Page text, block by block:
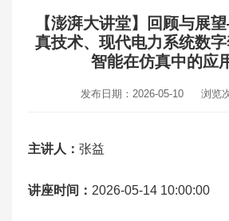
【澎湃大讲堂】回顾与展
真技术、现代电力系统数
智能在仿真中的应
发布日期：2026-05-10 浏览
主讲人： 张益
讲座时间： 2026-05-14 10:00:00